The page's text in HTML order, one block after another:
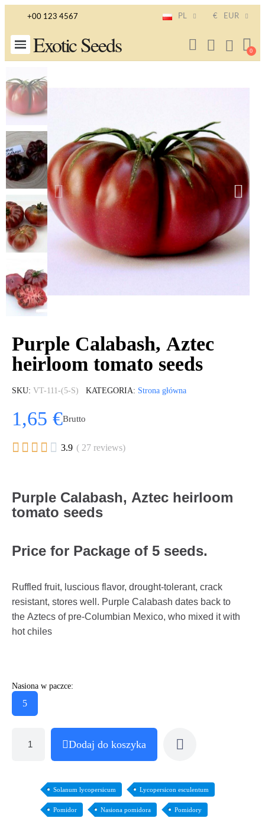
+00 123 4567 PL € EUR
Exotic Seeds
Purple Calabash, Aztec
heirloom tomato seeds
SKU VT-111-(5-S) KATEGORIA Strona główna
1,65 €Brutto
     3.9 ( 27 reviews)
Purple Calabash, Aztec heirloom
tomato seeds
Price for Package of 5 seeds.
Ruffled fruit, luscious flavor, drought-tolerant, crack
resistant, stores well. Purple Calabash dates back to
the Aztecs of pre-Columbian Mexico, who mixed it with
hot chiles
Nasiona w paczce:
5
Dodaj do koszyka
Solanum lycopersicum Lycopersicon esculentum
Pomidor Nasiona pomidora Pomidory